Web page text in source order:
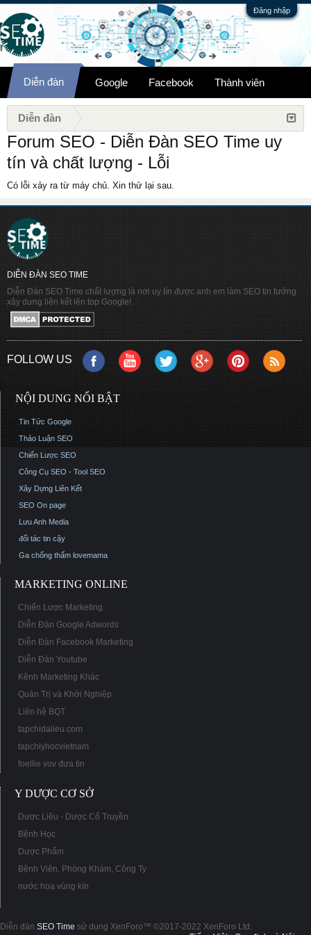
Đăng nhập
Diễn đàn Google Facebook Thành viên
Diễn đàn
Forum SEO - Diễn Đàn SEO Time uy
tín và chất lượng - Lỗi
Có lỗi xảy ra từ máy chủ. Xin thử lại sau.
DIỄN ĐÀN SEO TIME
Diễn Đàn SEO Time chất lượng là nơi uy tín được anh em làm SEO tin tưởng
xây dựng liên kết lên top Google!
FOLLOW US
NỘI DUNG NỔI BẬT
Tin Tức Google
Thảo Luận SEO
Chiến Lược SEO
Công Cụ SEO - Tool SEO
Xây Dựng Liên Kết
SEO On page
Lưu Anh Media
đối tác tin cậy
Ga chống thấm lovemama
MARKETING ONLINE
Chiến Lược Marketing
Diễn Đàn Google Adwords
Diễn Đàn Facebook Marketing
Diễn Đàn Youtube
Kênh Marketing Khác
Quản Trị và Khởi Nghiệp
Liên hệ BQT
tapchidalieu.com
tapchiyhocvietnam
foellie vov đưa tin
Y DƯỢC CƠ SỞ
Dược Liệu - Dược Cổ Truyền
Bệnh Học
Dược Phẩm
Bệnh Viện, Phòng Khám, Công Ty
nước hoa vùng kín
Diễn đàn SEO Time sử dụng XenForo™ ©2017-2022 XenForo Ltd.